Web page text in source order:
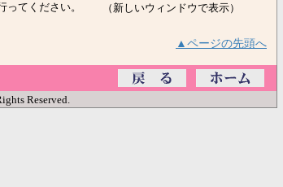
てください。
（新しいウィンドウで表示）
▲ページの先頭へ
Reserved.